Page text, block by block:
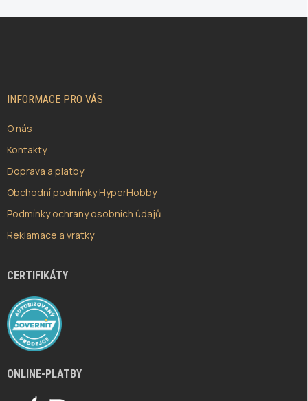
INFORMACE PRO VÁS
O nás
Kontakty
Doprava a platby
Obchodní podmínky HyperHobby
Podmínky ochrany osobních údajů
Reklamace a vratky
CERTIFIKÁTY
ONLINE-PLATBY